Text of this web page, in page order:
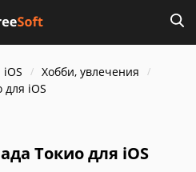
iOS
Хобби, увлечения
iOS
Токио для iOS